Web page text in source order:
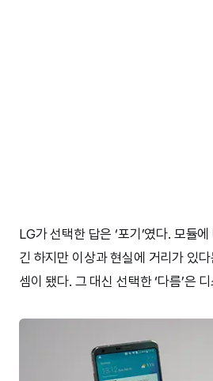
LG가 선택한 답은 ‘포기’였다. 모듈
긴 하지만 이상과 현실에 거리가 있
셈이 됐다. 그 대신 선택한 ‘다름’은